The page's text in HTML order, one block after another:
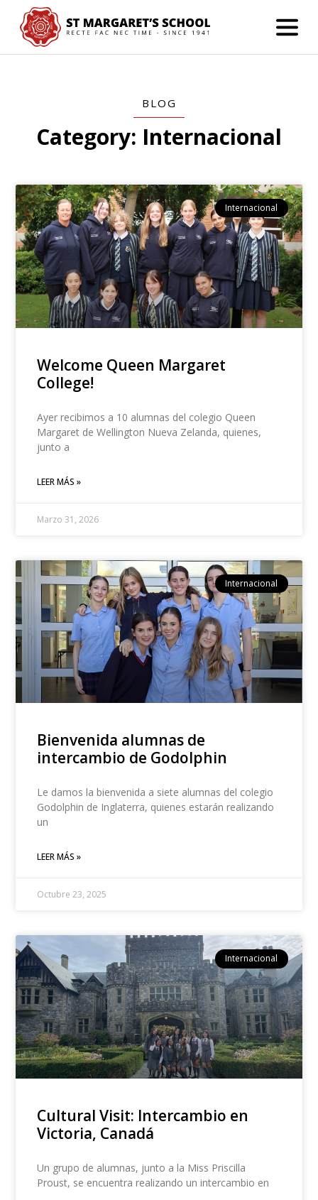
BLOG
Category: Internacional
Internacional
Welcome Queen Margaret
College!
Ayer recibimos a 10 alumnas del colegio Queen
Margaret de Wellington Nueva Zelanda, quienes,
junto a
LEER MÁS »
Marzo 31, 2026
Internacional
Bienvenida alumnas de
intercambio de Godolphin
Le damos la bienvenida a siete alumnas del colegio
Godolphin de Inglaterra, quienes estarán realizando
un
LEER MÁS »
Octubre 23, 2025
Internacional
Cultural Visit: Intercambio en
Victoria, Canadá
Un grupo de alumnas, junto a la Miss Priscilla
Proust, se encuentra realizando un intercambio en